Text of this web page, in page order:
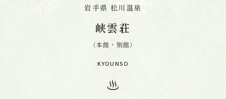
「地・温泉」が特別な理由
「地・温泉」の湯守たち・お宿一覧
岩手県 松川温泉
峡雲荘
（本館・別館）
KYOUNSO